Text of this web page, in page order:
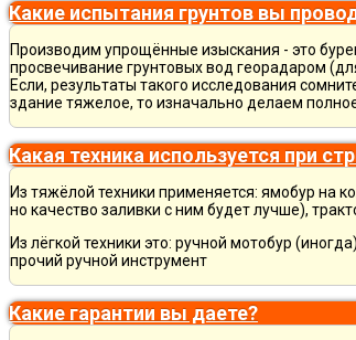
Какие испытания грунтов вы
Производим упрощённые изыскания - это
просвечивание грунтовых вод георадаром
Если, результаты такого исследования
здание тяжелое, то изначально делаем
Какая техника используется при
Из тяжёлой техники применяется: ямобур на
но качество заливки с ним будет лучше),
Из лёгкой техники это: ручной мотобур
прочий ручной инструмент
Какие гарантии вы даете?